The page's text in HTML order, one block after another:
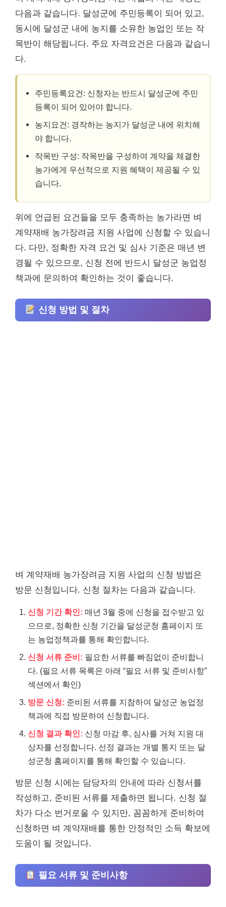
다음과 같습니다. 달성군에 주민등록이 되어 있고,
동시에 달성군 내에 농지를 소유한 농업인 또는 작
목반이 해당됩니다. 주요 자격요건은 다음과 같습니
다.
주민등록요건: 신청자는 반드시 달성군에 주민
등록이 되어 있어야 합니다.
농지요건: 경작하는 농지가 달성군 내에 위치해
야 합니다.
작목반 구성: 작목반을 구성하여 계약을 체결한
농가에게 우선적으로 지원 혜택이 제공될 수 있
습니다.
위에 언급된 요건들을 모두 충족하는 농가라면 벼
계약재배 농가장려금 지원 사업에 신청할 수 있습니
다. 다만, 정확한 자격 요건 및 심사 기준은 매년 변
경될 수 있으므로, 신청 전에 반드시 달성군 농업정
책과에 문의하여 확인하는 것이 좋습니다.
신청 방법 및 절차
벼 계약재배 농가장려금 지원 사업의 신청 방법은
방문 신청입니다. 신청 절차는 다음과 같습니다.
신청 기간 확인: 매년 3월 중에 신청을 접수받고 있
으므로, 정확한 신청 기간을 달성군청 홈페이지 또
는 농업정책과를 통해 확인합니다.
신청 서류 준비: 필요한 서류를 빠짐없이 준비합니
다. (필요 서류 목록은 아래 “필요 서류 및 준비사항”
섹션에서 확인)
방문 신청: 준비된 서류를 지참하여 달성군 농업정
책과에 직접 방문하여 신청합니다.
신청 결과 확인: 신청 마감 후, 심사를 거쳐 지원 대
상자를 선정합니다. 선정 결과는 개별 통지 또는 달
성군청 홈페이지를 통해 확인할 수 있습니다.
방문 신청 시에는 담당자의 안내에 따라 신청서를
작성하고, 준비된 서류를 제출하면 됩니다. 신청 절
차가 다소 번거로울 수 있지만, 꼼꼼하게 준비하여
신청하면 벼 계약재배를 통한 안정적인 소득 확보에
도움이 될 것입니다.
필요 서류 및 준비사항